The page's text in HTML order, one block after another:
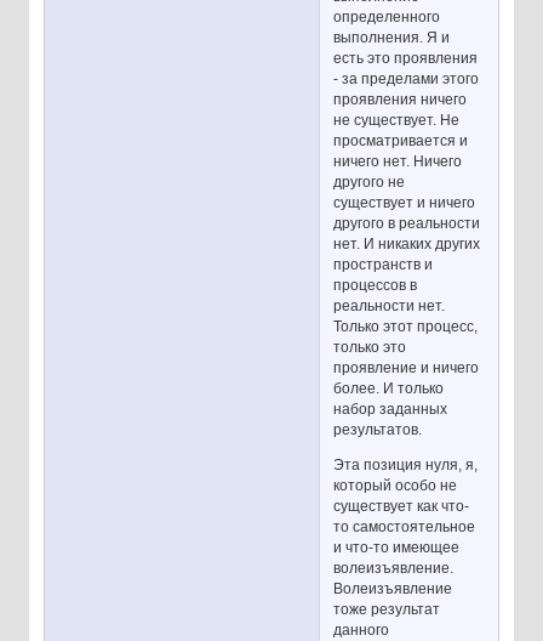
определенного
выполнения. Я и
есть это проявления
- за пределами этого
проявления ничего
не существует. Не
просматривается и
ничего нет. Ничего
другого не
существует и ничего
другого в реальности
нет. И никаких других
пространств и
процессов в
реальности нет.
Только этот процесс,
только это
проявление и ничего
более. И только
набор заданных
результатов.
Эта позиция нуля, я,
который особо не
существует как что-
то самостоятельное
и что-то имеющее
волеизъявление.
Волеизъявление
тоже результат
данного